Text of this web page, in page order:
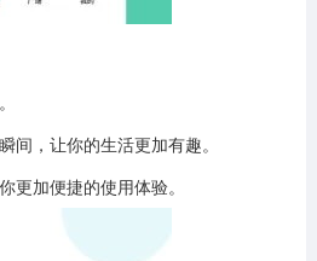
间，让你的生活更加有趣。
更加便捷的使用体验。